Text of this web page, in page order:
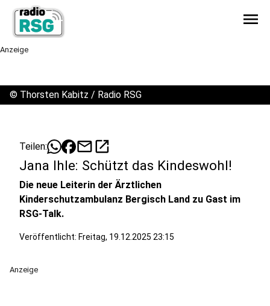
menu
Anzeige
© Thorsten Kabitz / Radio RSG
Teilen: mailopen_in_new
Jana Ihle: Schützt das Kindeswohl!
Die neue Leiterin der Ärztlichen
Kinderschutzambulanz Bergisch Land zu Gast im
RSG-Talk.
Veröffentlicht: Freitag, 19.12.2025 23:15
Anzeige